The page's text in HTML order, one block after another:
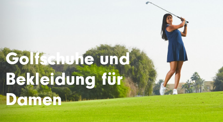
Golfschuhe und
Bekleidung für
Damen